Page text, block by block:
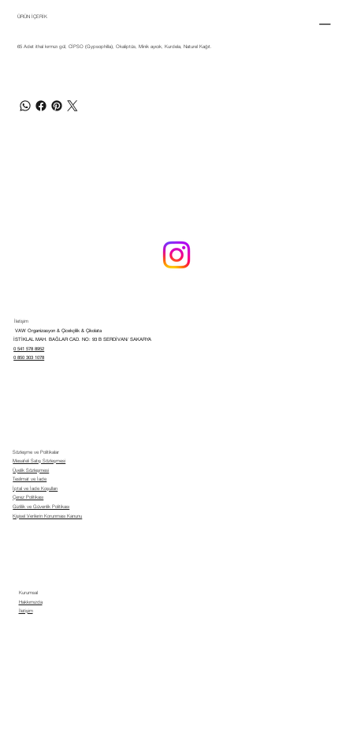
ÜRÜN İÇERİK
65 Adet ithal kırmızı gül, CİPSO (Gypsophilla), Okaliptüs, Minik ayıcık, Kurdela, Naturel Kağıt.
Sözleşme ve Politikalar
Mesafeli Satış Sözleşmesi
Üyelik Sözleşmesi
Teslimat ve İade
İptal ve İade Koşulları
Çerez Politikası
Kişisel Verilerin Korunması Kanunu
Gizlilik ve Güvenlik Politikası
Kurumsal
Hakkımızda
İletişim
İletişim
VAW Organizasyon & Çicekçilik & Çikolata
İSTİKLAL MAH. BAĞLAR CAD. NO: 93 B SERDİVAN/ SAKARYA
0 541 578 8952
0 850 303 1078